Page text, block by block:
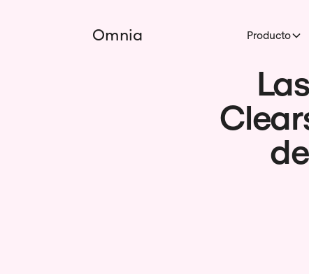
Omnia Producto